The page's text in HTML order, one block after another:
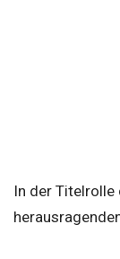
In der Titelrolle